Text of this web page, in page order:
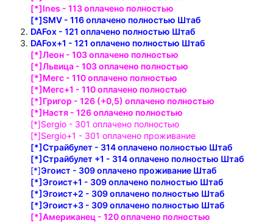
[*]Ines - 113 оплачено полностью
[*]SMV - 116 оплачено полностью Штаб
DAFox - 121 оплачено полностью Штаб
DAFox+1 - 121 оплачено полностью Штаб
[*]Леон - 103 оплачено полностью
[*]Львица - 103 оплачено полностью
[*]Мегс - 110 оплачено полностью
[*]Мегс+1 - 110 оплачено полностью
[*]Григор - 126 (+0,5) оплачено полностью
[*]Настя - 126 оплачено полностью
[*]Sergio - 301 оплачено полностью
[*]Sergio+1 - 301 оплачено проживание
[*]Страйбулет - 314 оплачено полностью Штаб
[*]Страйбулет +1 - 314 оплачено полностью Штаб
[*]Эгоист - 309 оплачено проживание Штаб
[*]Эгоист+1 - 309 оплачено полностью Штаб
[*]Эгоист+2 - 309 оплачено полностью Штаб
[*]Эгоист+3 - 309 оплачено полностью Штаб
[*]Американец - 120 оплачено полностью